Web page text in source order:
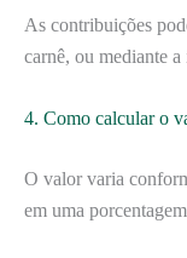
As contribuições
carnê, ou mediante
4. Como calcular o
O valor varia
em uma